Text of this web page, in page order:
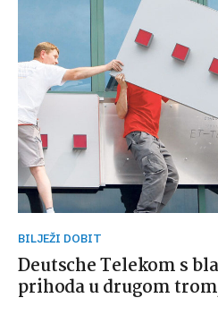
BILJEŽI DOBIT
Deutsche Telekom s
prihoda u drugom